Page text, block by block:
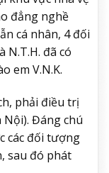
đẳng nghề
cá nhân, 4 đối
N.T.H. đã có
em V.N.K.
phải điều trị
Đáng chú
các đối tượng
sau đó phát